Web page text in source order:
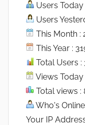
Users Today
Users
This Month :
This Year :
Total Users :
Views Today
Total views :
Who's Online
Your IP